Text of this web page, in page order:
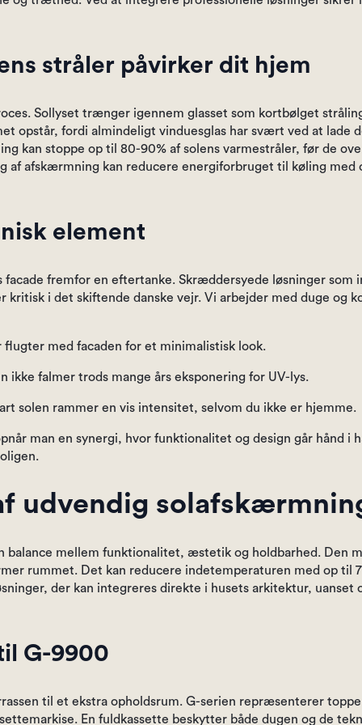
stråler påvirker dit hjem
Sollyset trænger igennem glasset som kortbølget
opstår, fordi almindeligt vinduesglas har svært ved at lade
kan stoppe op til 80-90% af solens varmestråler, før de
af afskærmning kan reducere energiforbruget til køling
element
fremfor en eftertanke. Skræddersyede løsninger
i det skiftende danske vejr. Vi arbejder med duge og
med facaden for et minimalistisk look.
falmer trods mange års eksponering for UV-lys.
solen rammer en vis intensitet, selvom du ikke er hjemme.
man en synergi, hvor funktionalitet og design går hånd i
udvendig
balance mellem funktionalitet, æstetik og holdbarhed. Den
rummet. Det kan reducere indetemperaturen med op til
der kan integreres direkte i husets arkitektur, uanset
G-9900
til et ekstra opholdsrum. G-serien repræsenterer
En fuldkassette beskytter både dugen og de